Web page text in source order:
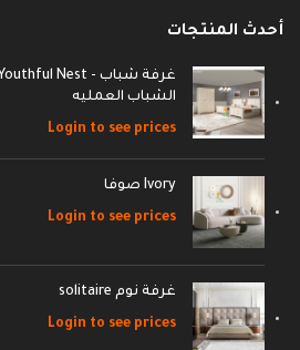
أحدث المنتجات
الشباب العمليه
Login to see prices
Ivory صوفا
Login to see prices
غرفة نوم solitaire
Login to see prices